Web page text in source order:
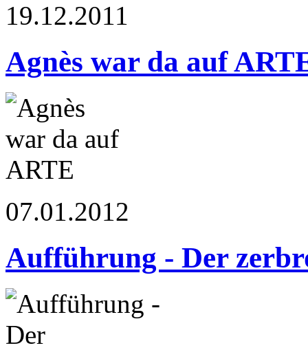
19.12.2011
Agnès war da auf
07.01.2012
Aufführung - Der